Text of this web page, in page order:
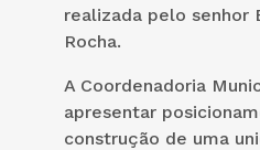
realizada pelo senhor
Rocha.
A Coordenadoria
apresentar
construção de uma